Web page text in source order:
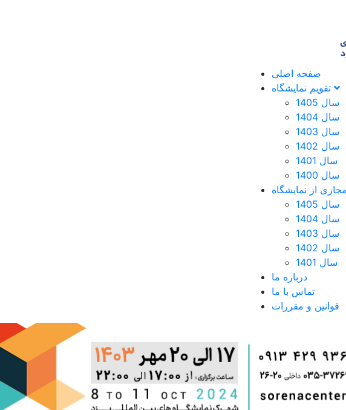
صفحه اصلی
تقویم نمایشگاه
سال 1405
سال 1404
سال 1403
سال 1402
سال 1401
سال 1400
سال 1405
سال 1404
سال 1403
سال 1402
سال 1401
درباره ما
تماس با ما
قوانین و مقررات